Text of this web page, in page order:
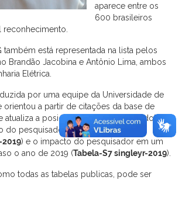
aparece entre os
600 brasileiros
também está representada na lista pelos
Brandão Jacobina e Antônio Lima, ambos
Elétrica.
por uma equipe da Universidade de
orientou a partir de citações da base de
atualiza a posição dos cientistas em dois
do pesquisador ao longo da carreira
2019) e o impacto do pesquisador em um
o ano de 2019 (Tabela-S7 singleyr-2019).
todas as tabelas publicas, pode ser